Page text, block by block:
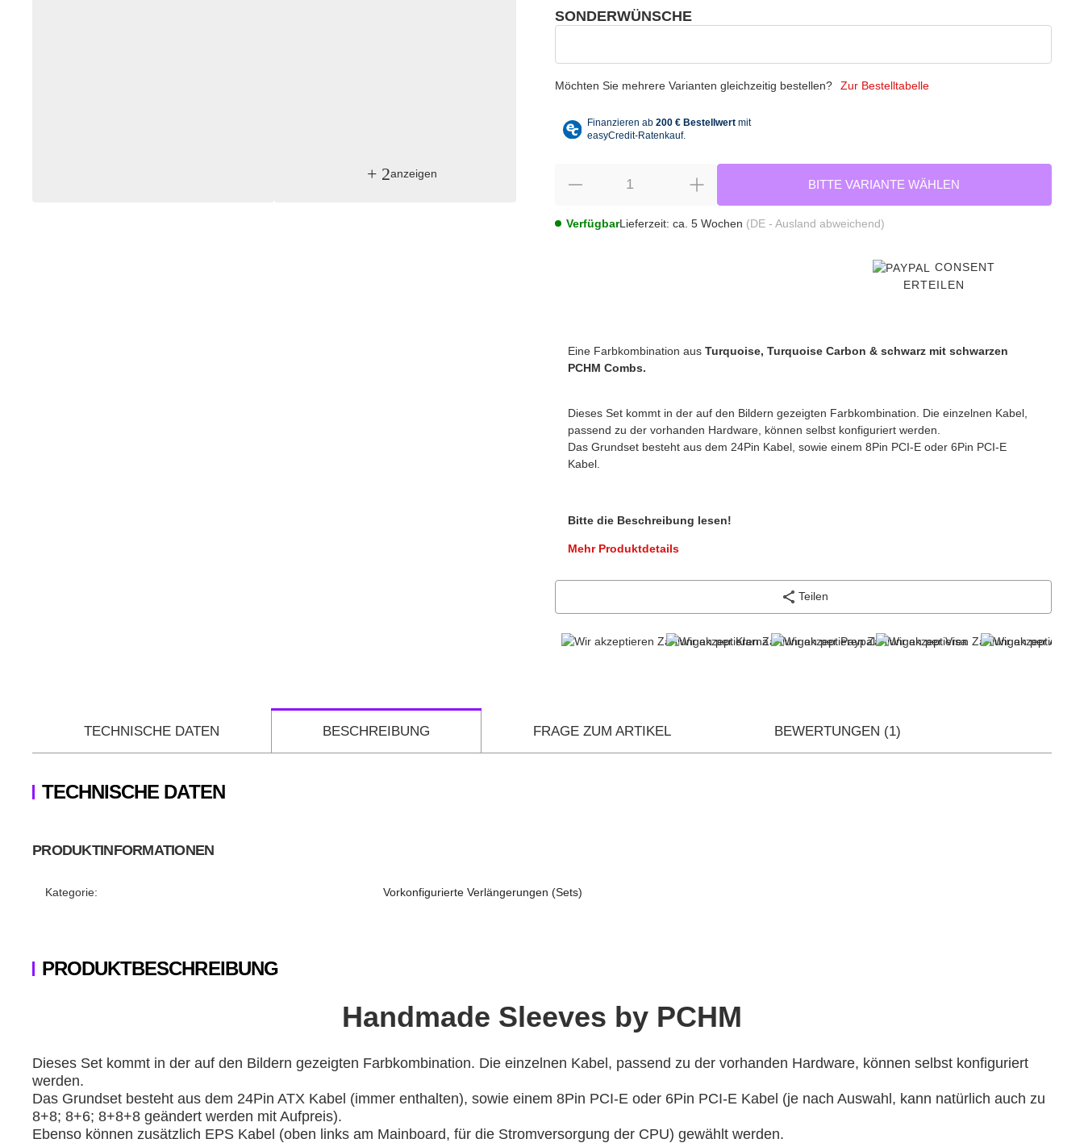
+ 2anzeigen
SONDERWÜNSCHE
Möchten Sie mehrere Varianten gleichzeitig bestellen? Zur Bestelltabelle
BITTE VARIANTE WÄHLEN
VerfügbarLieferzeit: ca. 5 Wochen (DE - Ausland abweichend)
CONSENT
ERTEILEN
Eine Farbkombination aus Turquoise, Turquoise Carbon & schwarz mit schwarzen
PCHM Combs.
Dieses Set kommt in der auf den Bildern gezeigten Farbkombination. Die einzelnen Kabel,
passend zu der vorhanden Hardware, können selbst konfiguriert werden.
Das Grundset besteht aus dem 24Pin Kabel, sowie einem 8Pin PCI-E oder 6Pin PCI-E
Kabel.
Bitte die Beschreibung lesen!
Mehr Produktdetails
Teilen
TECHNISCHE DATEN BESCHREIBUNG FRAGE ZUM ARTIKEL BEWERTUNGEN (1)
TECHNISCHE DATEN
PRODUKTINFORMATIONEN
Produkteigenschaft
Wert
Kategorie: Vorkonfigurierte Verlängerungen (Sets)
PRODUKTBESCHREIBUNG
Handmade Sleeves by PCHM
Dieses Set kommt in der auf den Bildern gezeigten Farbkombination. Die einzelnen Kabel, passend zu der vorhanden Hardware, können selbst konfiguriert
werden.
Das Grundset besteht aus dem 24Pin ATX Kabel (immer enthalten), sowie einem 8Pin PCI-E oder 6Pin PCI-E Kabel (je nach Auswahl, kann natürlich auch zu
8+8; 8+6; 8+8+8 geändert werden mit Aufpreis).
Ebenso können zusätzlich EPS Kabel (oben links am Mainboard, für die Stromversorgung der CPU) gewählt werden.